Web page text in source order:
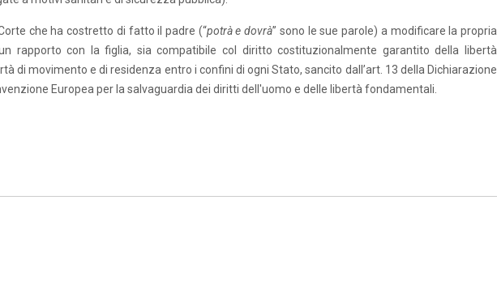
che ha costretto di fatto il padre (“potrà e dovrà” sono le sue parole) a modificare la propria
rapporto con la figlia, sia compatibile col diritto costituzionalmente garantito della libertà
di movimento e di residenza entro i confini di ogni Stato, sancito dall’art. 13 della Dichiarazione
Europea per la salvaguardia dei diritti dell'uomo e delle libertà fondamentali.